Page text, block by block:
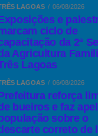
LAGOAS 06/08/2026
e
ciclo de
da 2ª
Agricultura
Lagoas
LAGOAS 06/08/2026
reforça
bueiros e faz
sobre o
correto de